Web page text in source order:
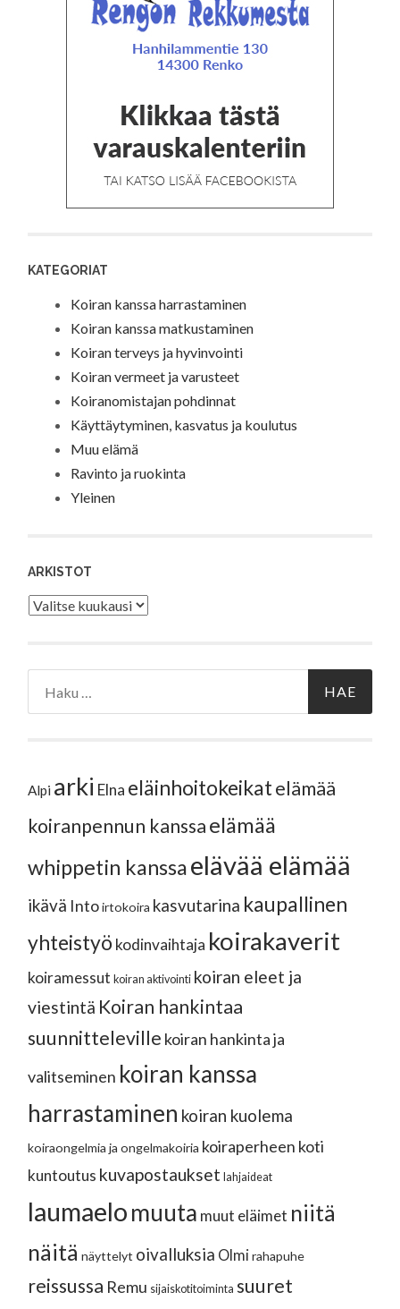
KATEGORIAT
Koiran kanssa harrastaminen
Koiran kanssa matkustaminen
Koiran terveys ja hyvinvointi
Koiran vermeet ja varusteet
Koiranomistajan pohdinnat
Käyttäytyminen, kasvatus ja koulutus
Muu elämä
Ravinto ja ruokinta
Yleinen
ARKISTOT
Arkistot
Alpi arki Elna eläinhoitokeikatelämää
koiranpennun kanssaelämää
whippetin kanssaelävää elämää
ikävä Intoirtokoira kasvutarina kaupallinen
yhteistyö kodinvaihtaja koirakaverit
koiramessut koiran aktivointi koiran eleet ja
viestintä Koiran hankintaa
suunnitteleville koiran hankinta ja
valitseminen koiran kanssa
harrastaminen koiran kuolema
koiraongelmia ja ongelmakoiria koiraperheen koti
kuntoutus kuvapostaukset lahjaideat
laumaelomuuta muut eläimet niitä
näitä näyttelyt oivalluksia Olmi rahapuhe
reissussa Remu sijaiskotitoiminta suuret